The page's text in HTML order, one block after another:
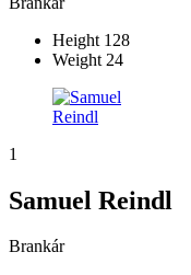
Height 128
Weight 24
1
Samuel Reindl
Brankár